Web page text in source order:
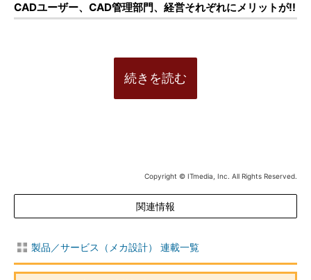
CADユーザー、CAD管理部門、経営それぞれにメリットが!!
続きを読む
Copyright © ITmedia, Inc. All Rights Reserved.
関連情報
製品／サービス（メカ設計） 連載一覧